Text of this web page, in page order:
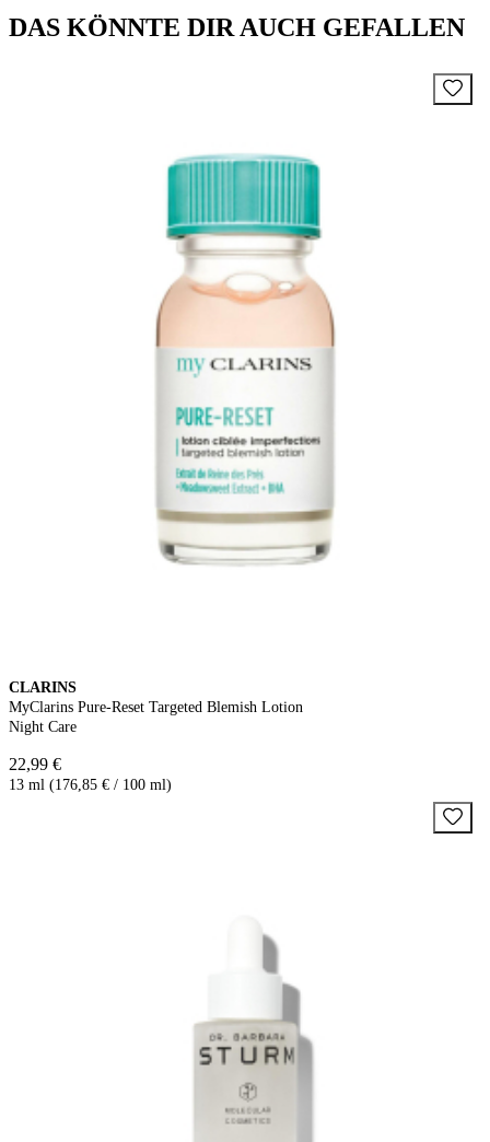
DAS KÖNNTE DIR AUCH GEFALLEN
CLARINS
MyClarins Pure-Reset Targeted Blemish Lotion
Night Care
22,99 €
13 ml (176,85 € / 100 ml)